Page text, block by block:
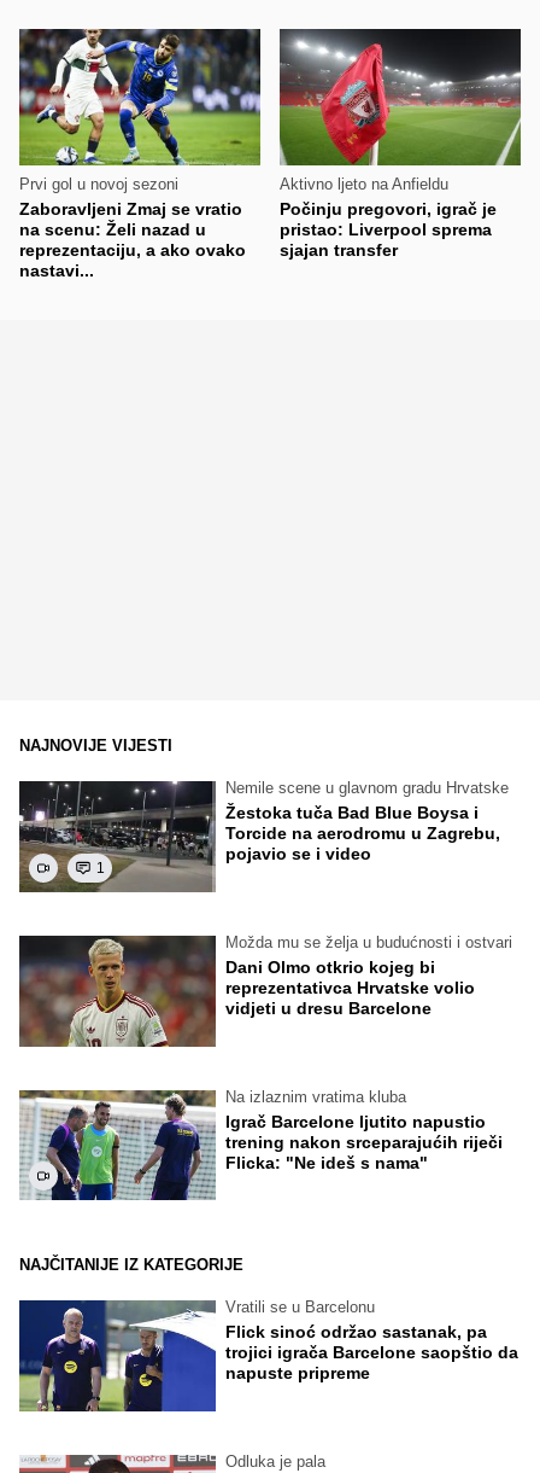
Prvi gol u novoj sezoni
Zaboravljeni Zmaj se vratio
na scenu: Želi nazad u
reprezentaciju, a ako ovako
nastavi...
Aktivno ljeto na Anfieldu
Počinju pregovori, igrač je
pristao: Liverpool sprema
sjajan transfer
NAJNOVIJE VIJESTI
1
Nemile scene u glavnom gradu Hrvatske
Žestoka tuča Bad Blue Boysa i
Torcide na aerodromu u Zagrebu,
pojavio se i video
Možda mu se želja u budućnosti i ostvari
Dani Olmo otkrio kojeg bi
reprezentativca Hrvatske volio
vidjeti u dresu Barcelone
Na izlaznim vratima kluba
Igrač Barcelone ljutito napustio
trening nakon srceparajućih riječi
Flicka: "Ne ideš s nama"
NAJČITANIJE IZ KATEGORIJE
Vratili se u Barcelonu
Flick sinoć održao sastanak, pa
trojici igrača Barcelone saopštio da
napuste pripreme
Odluka je pala